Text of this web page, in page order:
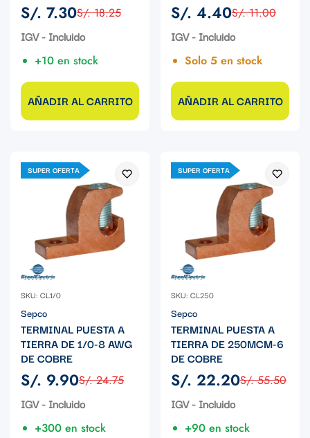
Precio
de
S/. 7.30
Precio
regular
S/. 18.25
IGV - Incluido
+10 en stock
AÑADIR AL CARRITO
Precio
de
S/. 4.40
Precio
regular
S/. 11.00
IGV - Incluido
Solo 5 en stock
AÑADIR AL CARRITO
SUPER OFERTA
SKU: CL1/0
Sepco
TERMINAL PUESTA A
TIERRA DE 1/0-8 AWG
DE COBRE
Precio
de
S/. 9.90
Precio
regular
S/. 24.75
IGV - Incluido
+300 en stock
SUPER OFERTA
SKU: CL250
Sepco
TERMINAL PUESTA A
TIERRA DE 250MCM-6
DE COBRE
Precio
de
S/. 22.20
Precio
regular
S/. 55.50
IGV - Incluido
+90 en stock